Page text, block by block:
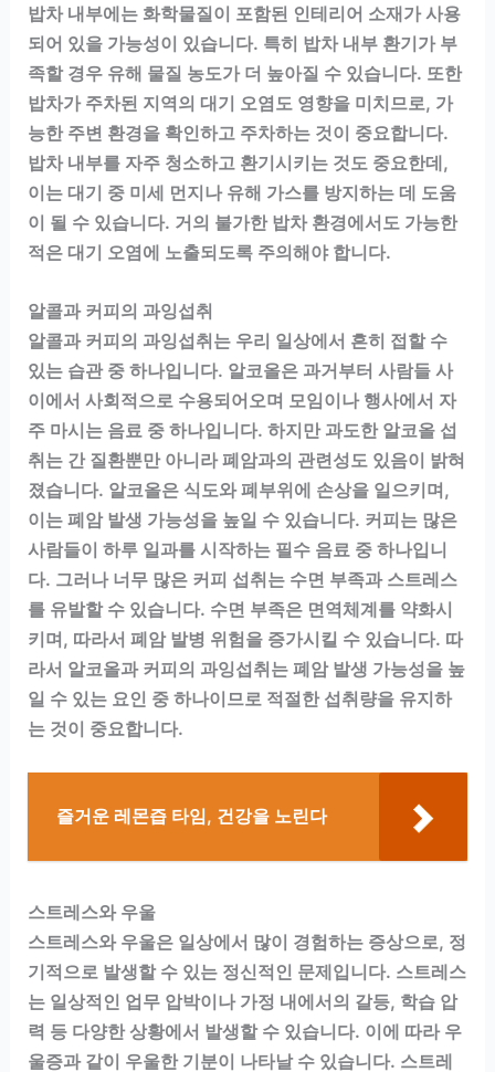
밥차 내부에는 화학물질이 포함된 인테리어 소재가 사용
되어 있을 가능성이 있습니다. 특히 밥차 내부 환기가 부
족할 경우 유해 물질 농도가 더 높아질 수 있습니다. 또한
밥차가 주차된 지역의 대기 오염도 영향을 미치므로, 가
능한 주변 환경을 확인하고 주차하는 것이 중요합니다.
밥차 내부를 자주 청소하고 환기시키는 것도 중요한데,
이는 대기 중 미세 먼지나 유해 가스를 방지하는 데 도움
이 될 수 있습니다. 거의 불가한 밥차 환경에서도 가능한
적은 대기 오염에 노출되도록 주의해야 합니다.
알콜과 커피의 과잉섭취
알콜과 커피의 과잉섭취는 우리 일상에서 흔히 접할 수
있는 습관 중 하나입니다. 알코올은 과거부터 사람들 사
이에서 사회적으로 수용되어오며 모임이나 행사에서 자
주 마시는 음료 중 하나입니다. 하지만 과도한 알코올 섭
취는 간 질환뿐만 아니라 폐암과의 관련성도 있음이 밝혀
졌습니다. 알코올은 식도와 폐부위에 손상을 일으키며,
이는 폐암 발생 가능성을 높일 수 있습니다. 커피는 많은
사람들이 하루 일과를 시작하는 필수 음료 중 하나입니
다. 그러나 너무 많은 커피 섭취는 수면 부족과 스트레스
를 유발할 수 있습니다. 수면 부족은 면역체계를 약화시
키며, 따라서 폐암 발병 위험을 증가시킬 수 있습니다. 따
라서 알코올과 커피의 과잉섭취는 폐암 발생 가능성을 높
일 수 있는 요인 중 하나이므로 적절한 섭취량을 유지하
는 것이 중요합니다.
즐거운 레몬즙 타임, 건강을 노린다
스트레스와 우울
스트레스와 우울은 일상에서 많이 경험하는 증상으로, 정
기적으로 발생할 수 있는 정신적인 문제입니다. 스트레스
는 일상적인 업무 압박이나 가정 내에서의 갈등, 학습 압
력 등 다양한 상황에서 발생할 수 있습니다. 이에 따라 우
울증과 같이 우울한 기분이 나타날 수 있습니다. 스트레